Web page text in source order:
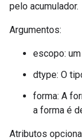
pelo acumulador.
Argumentos:
escopo:
dtype: O
forma: A
a forma é
Atributos